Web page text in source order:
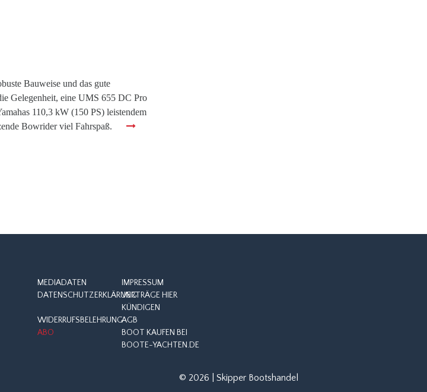
Bauweise und das gute
Gelegenheit, eine UMS 655 DC Pro
110,3 kW (150 PS) leistendem
Bowrider viel Fahrspaß.
MEDIADATEN
IMPRESSUM
DATENSCHUTZERKLÄRUNGVERTRÄGE HIER
KÜNDIGEN
WIDERRUFSBELEHRUNGAGB
ABO
BOOT KAUFEN BEI
BOOTE-YACHTEN.DE
© 2026 | Skipper Bootshandel